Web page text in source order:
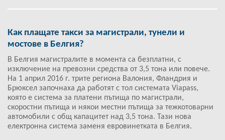
Как плащате такси за магистрали, тунели и
мостове в Белгия?
В Белгия магистралите в момента са безплатни, с
изключение на превозни средства от 3,5 тона или повече.
На 1 април 2016 г. трите региона Валония, Фландрия и
Брюксел започнаха да работят с тол системата Viapass,
която е система за платени пътища по магистрали,
скоростни пътища и някои местни пътища за тежкотоварни
автомобили с общ капацитет над 3,5 тона. Тази нова
електронна система заменя евровинетката в Белгия.